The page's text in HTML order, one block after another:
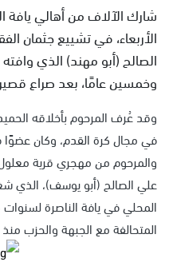
شارك الآلاف من أهالي يافة
الأربعاء، في تشييع جثمان
الصالح (أبو مهند) الذي
وخمسين عامًا، بعد صراع
وقد عُرف المرحوم بأخلاقه
في مجال كرة القدم، وكان عضوًا
والمرحوم من مهجري قرية
علي الصالح (أبو يوسف)،
المحلي في يافة الناصرة لسنوات
المتحالفة مع الجبهة والحزب